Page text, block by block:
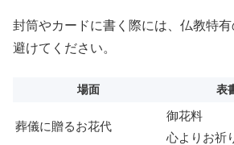
封筒やカードに書く際には、仏教特
避けてください。
場面 表
葬儀に贈るお花代
御花料
心よりお祈